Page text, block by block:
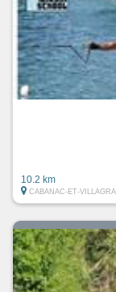
10.2 km
CABANAC-ET-